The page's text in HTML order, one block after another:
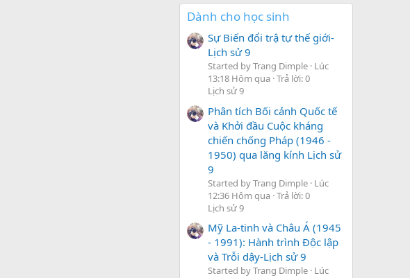
Dành cho học sinh
Sự Biến đổi trậ tự thế giới-
Lịch sử 9
Started by Trang Dimple Lúc
13:18 Hôm qua Trả lời: 0
Lịch sử 9
Phân tích Bối cảnh Quốc tế
và Khởi đầu Cuộc kháng
chiến chống Pháp (1946 -
1950) qua lăng kính Lịch sử
9
Started by Trang Dimple Lúc
12:36 Hôm qua Trả lời: 0
Lịch sử 9
Mỹ La-tinh và Châu Á (1945
- 1991): Hành trình Độc lập
và Trỗi dậy-Lịch sử 9
Started by Trang Dimple Lúc